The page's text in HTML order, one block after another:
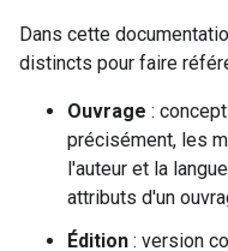
Dans cette
distincts pour faire
Ouvrage :
précisément, les
l'auteur et la
attributs d'un
Édition : version